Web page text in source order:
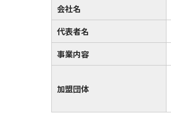
会社名
代表者名
事業内容
加盟団体